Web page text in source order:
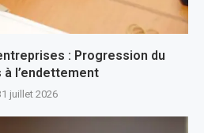
: Progression du
à l’endettement
juillet 2026